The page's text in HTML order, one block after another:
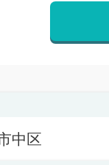
中区